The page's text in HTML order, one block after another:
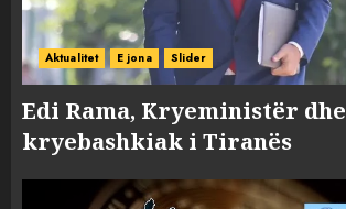
Aktualitet E jona Slider
Edi Rama, Kryeministër dhe
kryebashkiak i Tiranës